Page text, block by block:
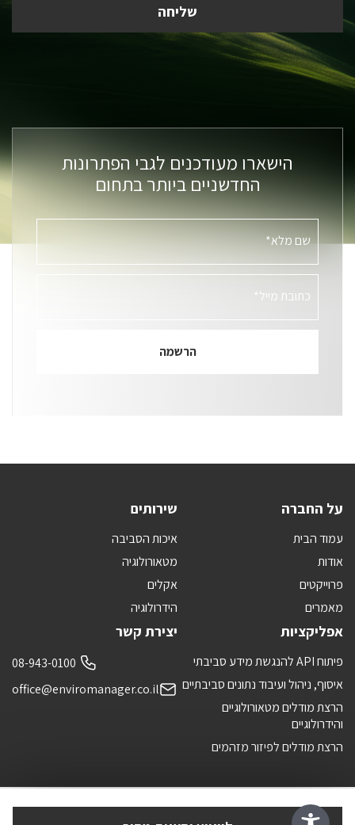
הישארו מעודכנים לגבי הפתרונות
החדשניים ביותר בתחום
שם מלא*
כתובת מייל*
על החברה
עמוד הבית
אודות
פרוייקטים
מאמרים
שירותים
איכות הסביבה
מטאורולוגיה
אקלים
הידרולוגיה
אפליקציות
פיתוח API להנגשת מידע סביבתי
איסוף, ניהול ועיבוד נתונים סביבתיים
הרצת מודלים מטאורולוגיים
והידרולוגיים
הרצת מודלים לפיזור מזהמים
יצירת קשר
08-943-0100
office@enviromanager.co.il